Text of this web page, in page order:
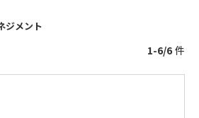
ジメント
1-6/6 件